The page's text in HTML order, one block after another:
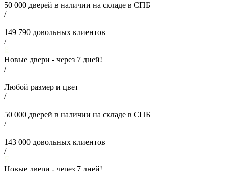
50 000 дверей в наличии на складе в СПБ
/
149 790 довольных клиентов
/
Новые двери - через 7 дней!
/
Любой размер и цвет
/
50 000 дверей в наличии на складе в СПБ
/
143 000 довольных клиентов
/
Новые двери - через 7 дней!